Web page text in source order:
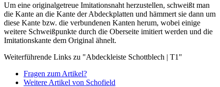
Um eine originalgetreue Imitationsnaht herzustellen, schweißt man
die Kante an die Kante der Abdeckplatten und hämmert sie dann um
diese Kante bzw. die verbundenen Kanten herum, wobei einige
weitere Schweißpunkte durch die Oberseite imitiert werden und die
Imitationskante dem Original ähnelt.
Weiterführende Links zu "Abdeckleiste Schottblech | T1"
Fragen zum Artikel?
Weitere Artikel von Schofield